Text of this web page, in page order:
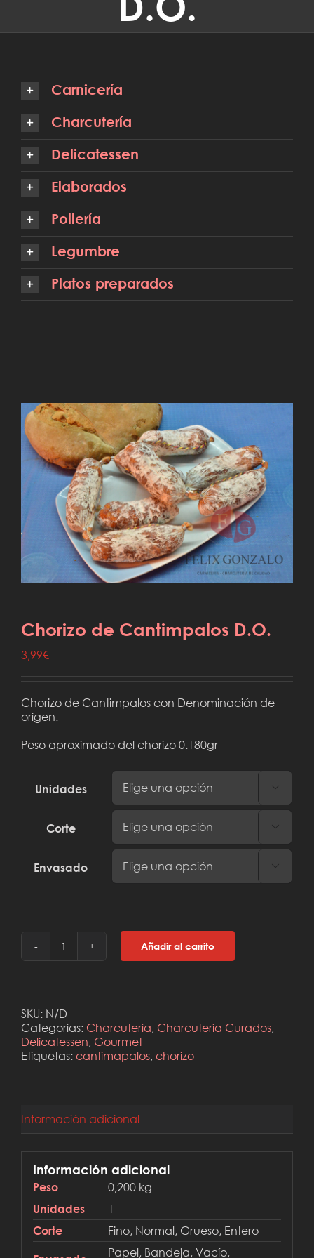
Chorizo de Cantimpalos D.O.
3,99€
Chorizo de Cantimpalos con Denominación de
origen.
Peso aproximado del chorizo 0.180gr
Unidades 
Corte 
Envasado 
Chorizo
de
cantidad
Añadir al carrito
SKU: N/D
Categorías: Charcutería, Charcutería Curados,
Delicatessen, Gourmet
Etiquetas:cantimapalos,chorizo
Información adicional
Información adicional
Peso 0,200 kg
Unidades 1
Corte Fino, Normal, Grueso, Entero
Papel, Bandeja, Vacío,
Carnicería
Charcutería
Delicatessen
Elaborados
Pollería
Legumbre
Platos preparados